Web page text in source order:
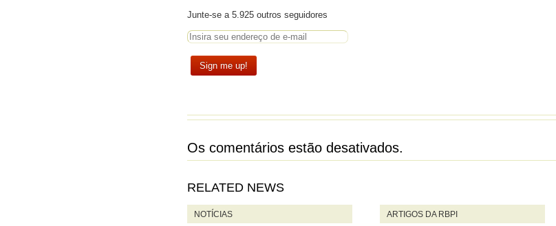
Junte-se a 5.925 outros seguidores
Os comentários estão desativados.
RELATED NEWS
NOTÍCIAS ARTIGOS DA RBPI